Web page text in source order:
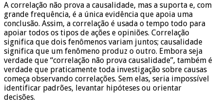
A correlação não prova a causalidade, mas a suporta e, com
grande frequência, é a única evidência que apoia uma
conclusão. Assim, a correlação é usada o tempo todo para
apoiar todos os tipos de ações e opiniões. Correlação
significa que dois fenômenos variam juntos; causalidade
significa que um fenômeno produz o outro. Embora seja
verdade que “correlação não prova causalidade”, também é
verdade que praticamente toda investigação sobre causas
começa observando correlações. Sem elas, seria impossível
identificar padrões, levantar hipóteses ou orientar
decisões.